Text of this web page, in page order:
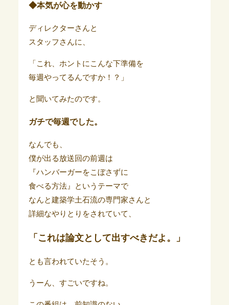
◆本気が心を動かす
ディレクターさんと
スタッフさんに、
「これ、ホントにこんな下準備を
毎週やってるんですか！？」
と聞いてみたのです。
ガチで毎週でした。
なんでも、
僕が出る放送回の前週は
『ハンバーガーをこぼさずに
食べる方法』というテーマで
なんと建築学土石流の専門家さんと
詳細なやりとりをされていて、
「これは論文として出すべきだよ。」
とも言われていたそう。
うーん、すごいですね。